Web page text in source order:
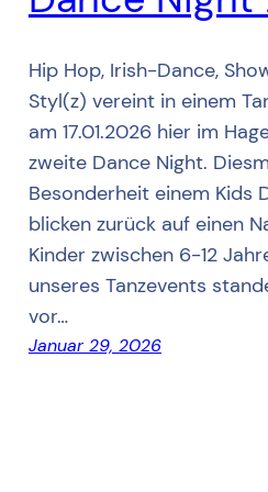
Hip Hop, Irish-Dance,
Styl(z) vereint in einem
am 17.01.2026 hier im
zweite Dance Night.
Besonderheit einem Kids
blicken zurück auf einen
Kinder zwischen 6-12
unseres Tanzevents
vor…
Januar 29, 2026